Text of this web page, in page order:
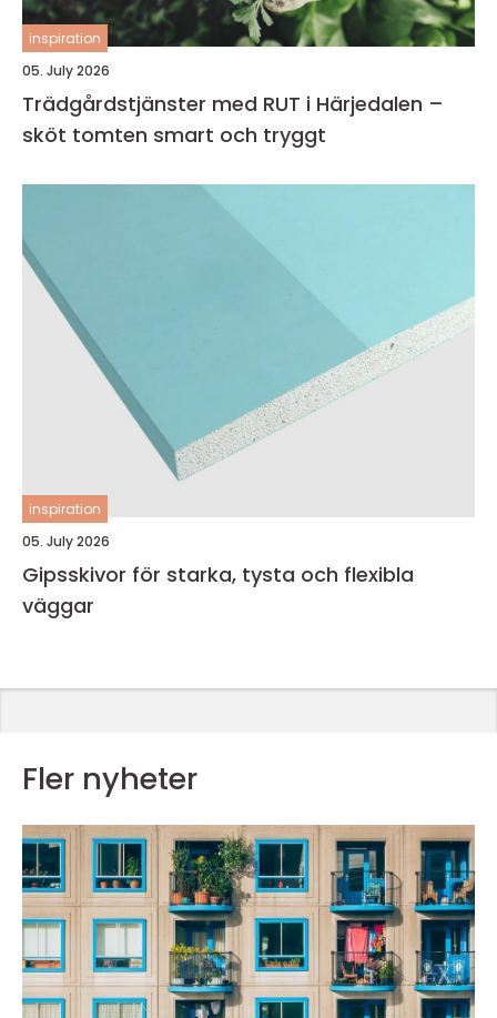
inspiration
05. July 2026
Trädgårdstjänster med RUT i Härjedalen –
sköt tomten smart och tryggt
inspiration
05. July 2026
Gipsskivor för starka, tysta och flexibla
väggar
Fler nyheter